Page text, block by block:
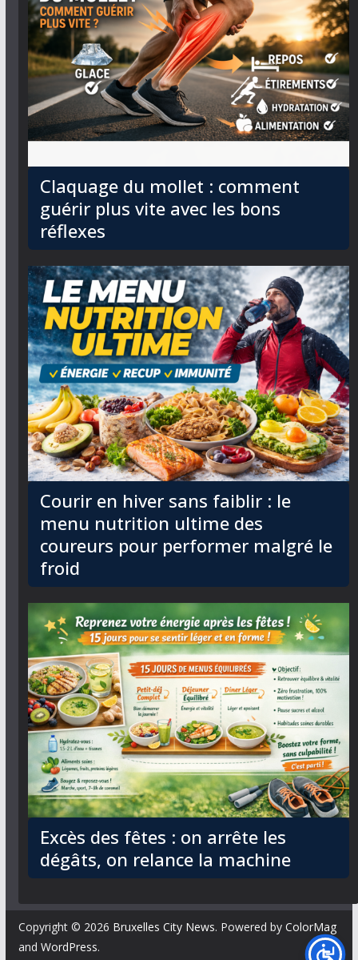
Claquage du mollet : comment
guérir plus vite avec les bons
réflexes
Courir en hiver sans faiblir : le
menu nutrition ultime des
coureurs pour performer malgré le
froid
Excès des fêtes : on arrête les
dégâts, on relance la machine
Copyright © 2026 Bruxelles City News. Powered by ColorMag
and WordPress.